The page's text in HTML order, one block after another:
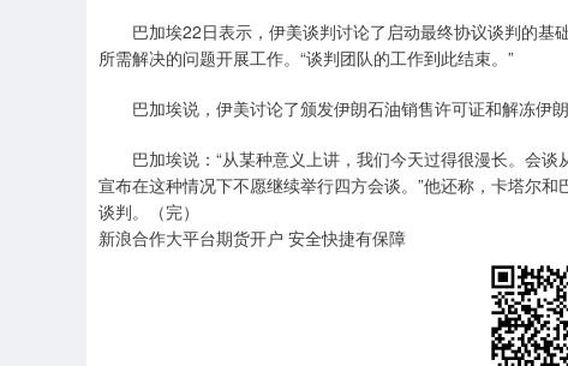
巴加埃22日表示，伊美谈判讨论了启动最终协议谈判的基
所需解决的问题开展工作。“谈判团队的工作到此结束。”
巴加埃说，伊美讨论了颁发伊朗石油销售许可证和解冻伊朗
巴加埃说：“从某种意义上讲，我们今天过得很漫长。会谈
宣布在这种情况下不愿继续举行四方会谈。”他还称，卡塔尔
谈判。（完）
新浪合作大平台期货开户 安全快捷有保障